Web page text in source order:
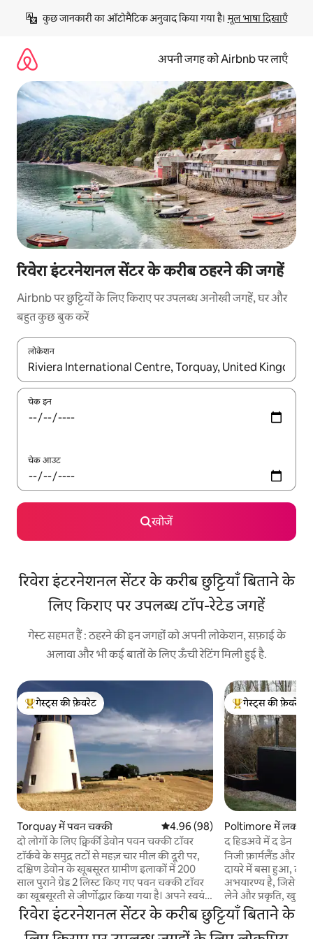
छोड़कर
कॉन्टेंट
कुछ जानकारी का ऑटोमैटिक अनुवाद किया गया है। मूल भाषा दिखाएँ
अपनी जगह को Airbnb पर लाएँ
रिवेरा इंटरनेशनल सेंटर के करीब ठहरने की जगहें
Airbnb पर छुट्टियों के लिए किराए पर उपलब्ध अनोखी जगहें, घर और
बहुत कुछ बुक करें
लोकेशन
नतीजों के उपलब्ध होने पर, अप और डाउन 'ऐरो की' का इस्तेमाल करके नेविगेट
चेक इन
चेक आउट
खोजें
रिवेरा इंटरनेशनल सेंटर के करीब छुट्टियाँ बिताने के
लिए किराए पर उपलब्ध टॉप-रेटेड जगहें
गेस्ट सहमत हैं : ठहरने की इन जगहों को अपनी लोकेशन, सफ़ाई के
अलावा और भी कई बातों के लिए ऊँची रेटिंग मिली हुई है.
गेस्ट्स का टॉप फ़ेवरेट
गेस्ट्स की फ़ेवरेट
Torquay में पवन चक्की औसत रेटिंग 5 में से 4.96, 98 समीक्षाएँ
4.96 (98)
दो लोगों के लिए क्विर्की डेवोन पवन चक्की टॉवर
टॉर्कवे के समुद्र तटों से महज़ चार मील की दूरी पर,
दक्षिण डेवोन के खूबसूरत ग्रामीण इलाकों में 200
साल पुराने ग्रेड 2 लिस्ट किए गए पवन चक्की टॉवर
का खूबसूरती से जीर्णोद्धार किया गया है। अपने स्वयं
के पाँच एकड़ के मैदान में सेट करें, जिसमें कोई पड़ोसी
नहीं है, और दरवाज़े के ठीक बाहर पार्किंग है, यह दो
लोगों के लिए विचित्र, शांतिपूर्ण आवास प्रदान करता
गेस्ट्स का टॉप फ़ेवरेट
गेस्ट्स की फ़ेवरेट
Poltimore में लकड़ी
द हिडअवे में द डेन
निजी फ़ार्मलैंड और
दायरे में बसा हुआ, द
अभयारण्य है, जिसे
लेने और प्रकृति, खुद
जुड़ने में मदद करने के
सबसे ज़्यादा मायने
की निरंतर गति कम हो
रिवेरा इंटरनेशनल सेंटर के करीब छुट्टियाँ बिताने के